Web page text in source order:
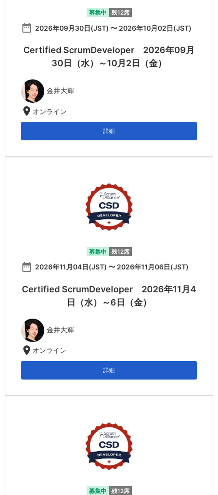
募集中 残12席
date_range 2026年09月30日(JST) 〜 2026年10月02日(JST)
Certified ScrumDeveloper 2026年09月
30日（水）～10月2日（金）
金井大輝
location_on オンライン
詳細
募集中 残12席
date_range 2026年11月04日(JST) 〜 2026年11月06日(JST)
Certified ScrumDeveloper 2026年11月4
日（水）～6日（金）
金井大輝
location_on オンライン
詳細
募集中 残12席